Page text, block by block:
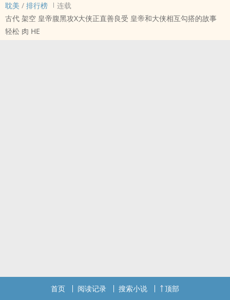
耽美 / 排行榜
连载
古代 架空 皇帝腹黑攻X大侠正直善良受 皇帝和大侠相互勾搭的故事
轻松 肉 HE
首页 阅读记录 搜索小说 顶部